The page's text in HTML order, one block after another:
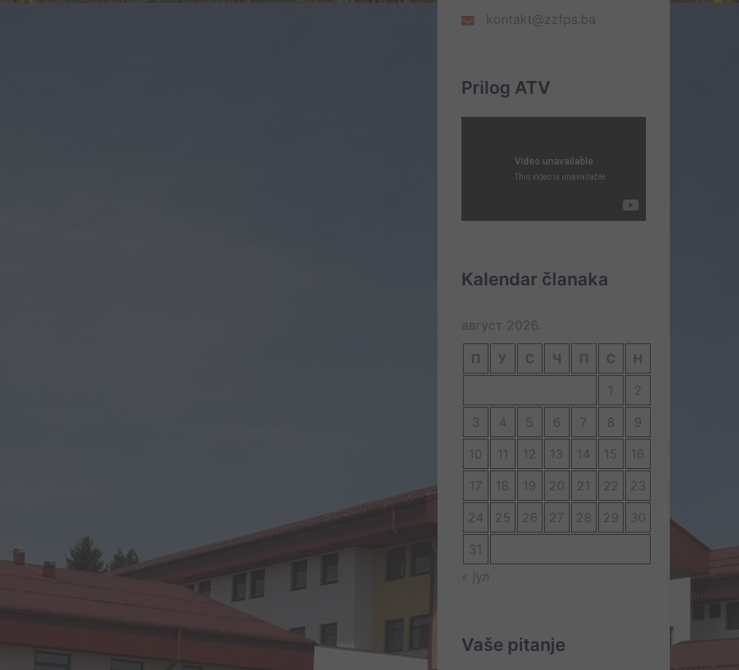
kontakt@zzfps.ba
Prilog ATV
Kalendar članaka
август 2026.
П У С Ч П С
Н
1
2
3
4 5 6 7 8
9
10
11 12 13 14 15
16
17
18 19 20 21 22
23
24
25 26 27 28 29
30
31
« јул
Vaše pitanje